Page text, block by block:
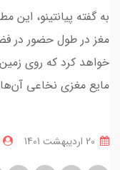
به گفته پیانتینو، این
مغز در طول حضور در
خواهد کرد که روی
مایع مغزی نخاعی آن‌ها